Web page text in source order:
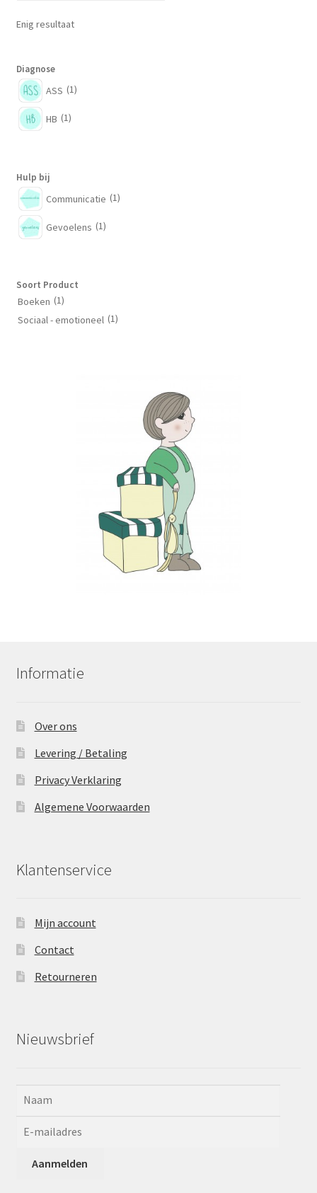
Enig resultaat
Diagnose
ASS (1)
HB (1)
Hulp bij
Communicatie (1)
Gevoelens (1)
Soort Product
Boeken (1)
Sociaal - emotioneel (1)
Informatie
Over ons
Levering / Betaling
Privacy Verklaring
Algemene Voorwaarden
Klantenservice
Mijn account
Contact
Retourneren
Nieuwsbrief